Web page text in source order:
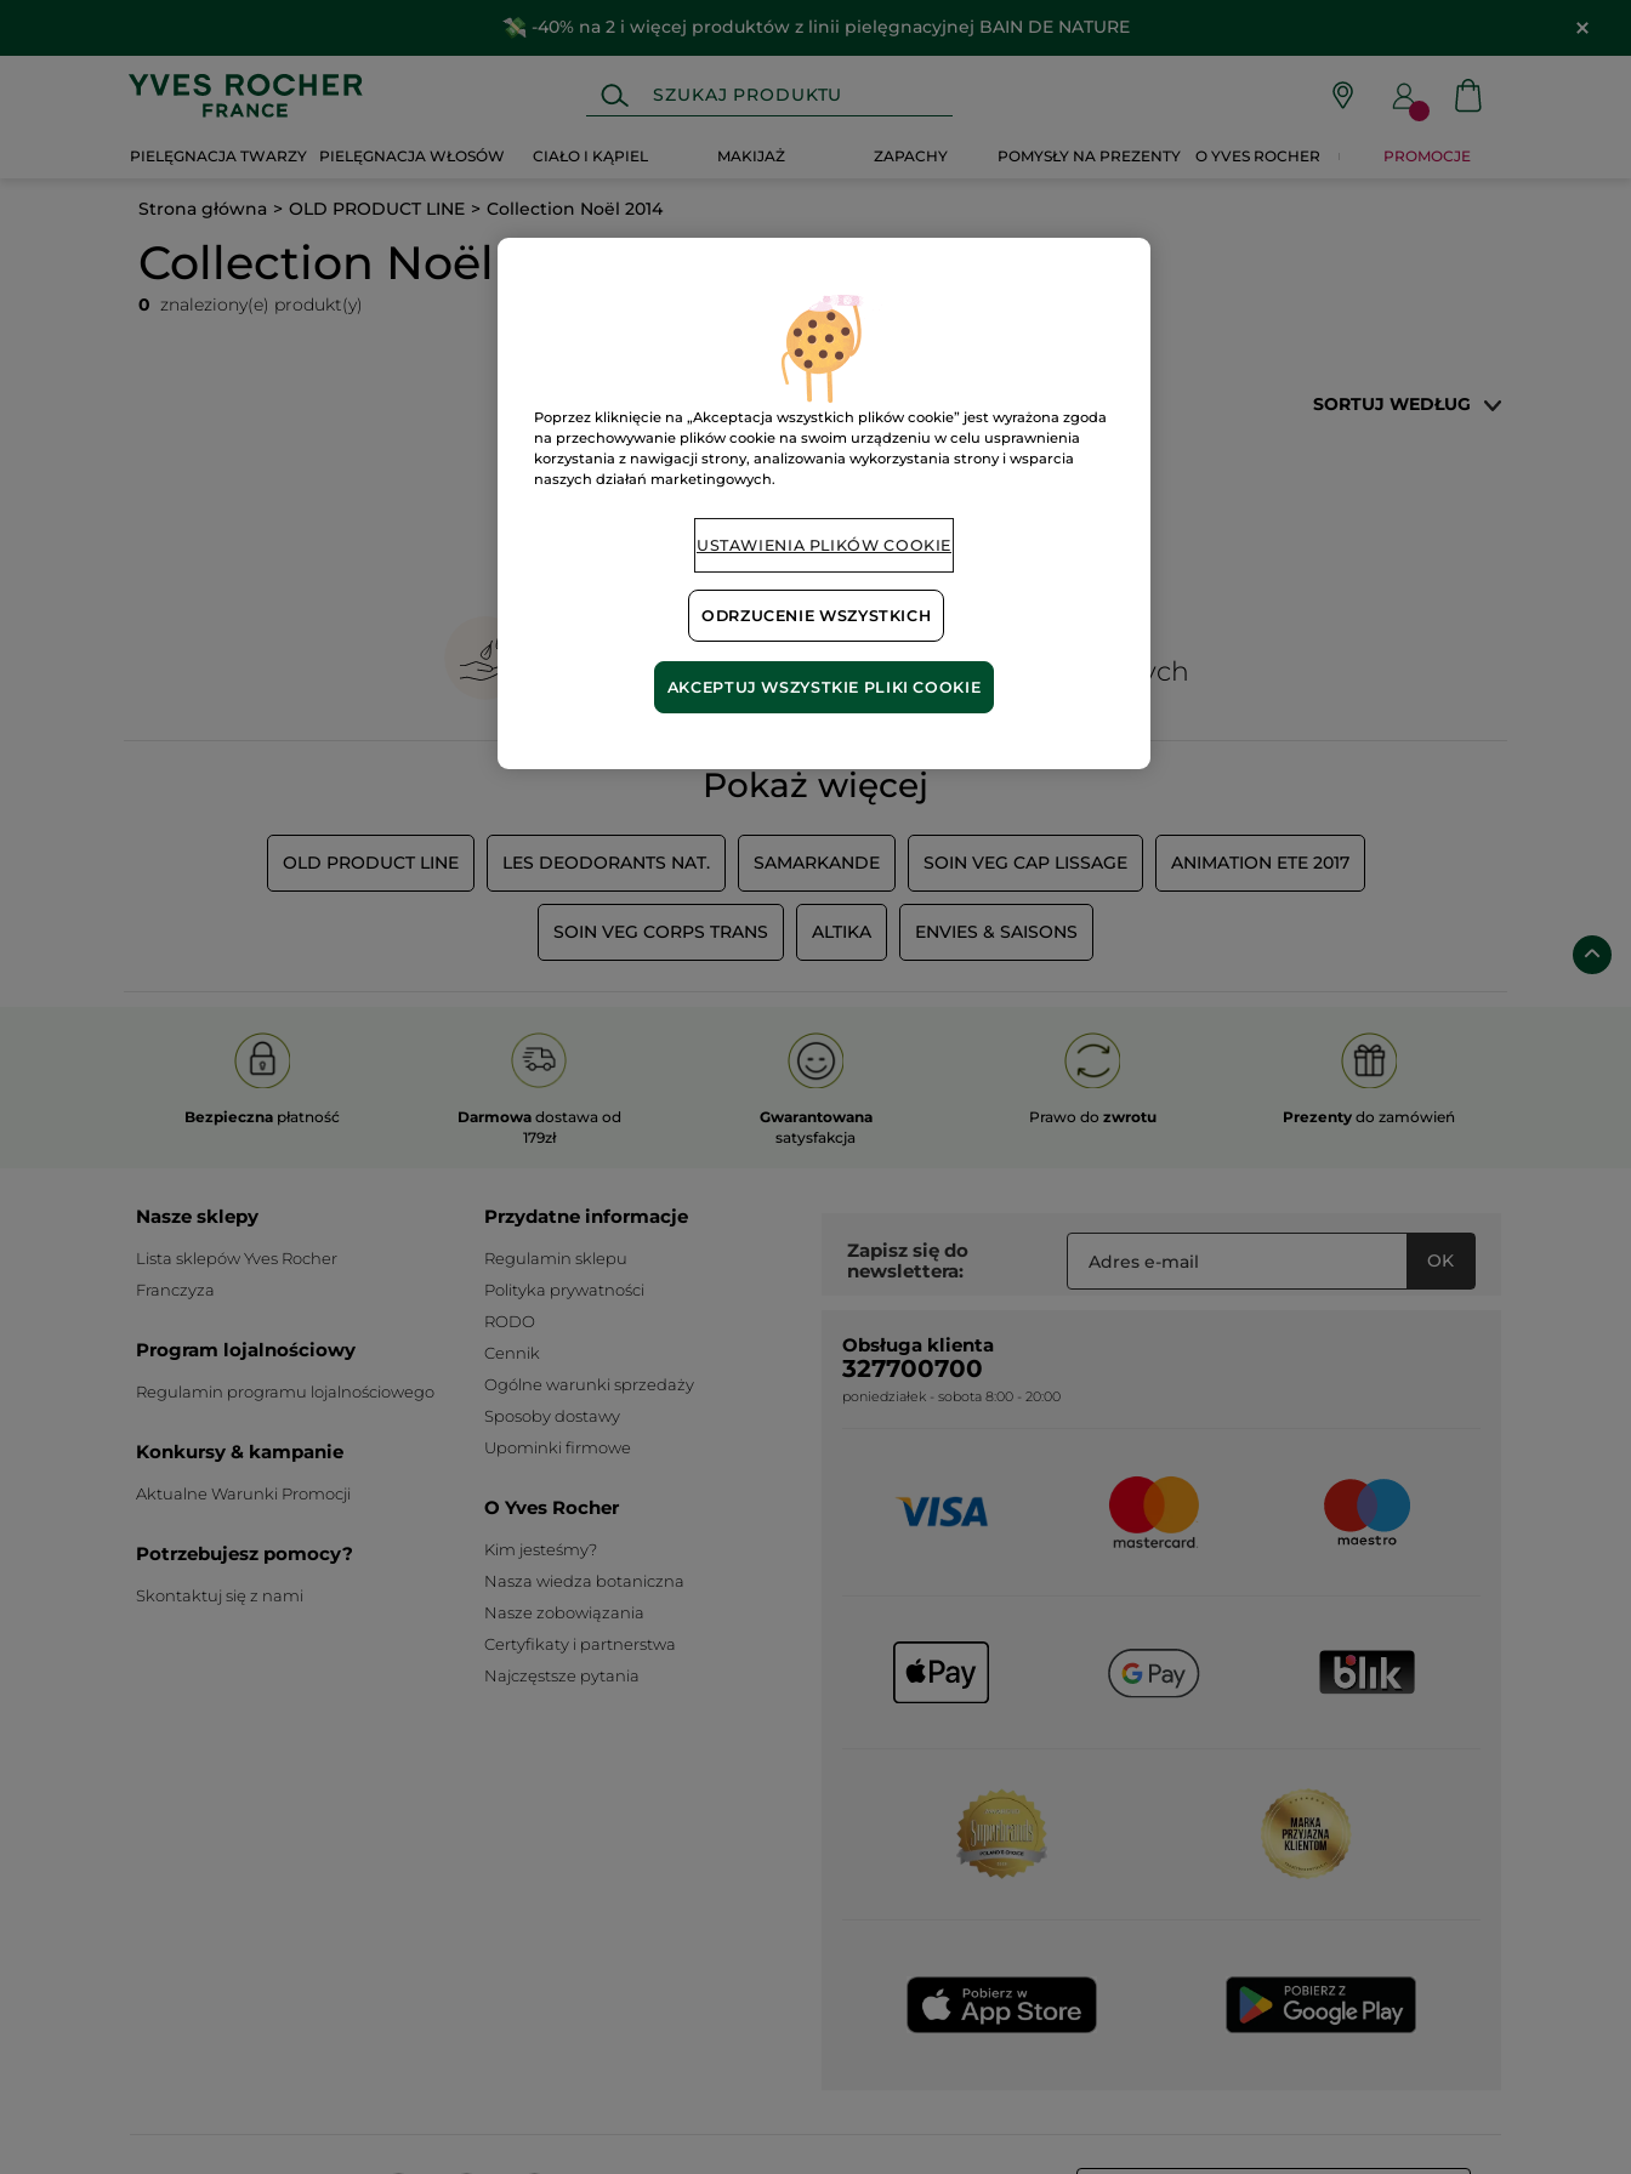
-40% na 2 i więcej produktów z linii pielęgnacyjnej BAIN DE NATURE
PIELĘGNACJA TWARZY PIELĘGNACJA WŁOSÓW CIAŁO I KĄPIEL MAKIJAŻ ZAPACHY POMYSŁY NA PREZENTY O YVES ROCHER PROMOCJE
Strona główna OLD PRODUCT LINE Collection Noël 2014
Collection Noël 2014
0 znaleziony(e) produkt(y)
SORTUJ WEDŁUG
ekstrakty
roślinne
pól organicznych
Pokaż więcej
OLD PRODUCT LINE LES DEODORANTS NAT. SAMARKANDE SOIN VEG CAP LISSAGE ANIMATION ETE 2017
SOIN VEG CORPS TRANS ALTIKA ENVIES & SAISONS
Bezpieczna płatność Darmowa dostawa od
179zł
Gwarantowana
satysfakcja
Prawo do zwrotu Prezenty do zamówień
Nasze sklepy
Lista sklepów Yves Rocher
Franczyza
Program lojalnościowy
Regulamin programu lojalnościowego
Konkursy & kampanie
Aktualne Warunki Promocji
Potrzebujesz pomocy?
Skontaktuj się z nami
Przydatne informacje
Regulamin sklepu
Polityka prywatności
RODO
Cennik
Ogólne warunki sprzedaży
Sposoby dostawy
Upominki firmowe
O Yves Rocher
Kim jesteśmy?
Nasza wiedza botaniczna
Nasze zobowiązania
Certyfikaty i partnerstwa
Najczęstsze pytania
Zapisz się do
newslettera:
OK
Obsługa klienta
327700700
poniedziałek - sobota 8:00 - 20:00
Poprzez kliknięcie na „Akceptacja wszystkich plików cookie” jest wyrażona zgoda
na przechowywanie plików cookie na swoim urządzeniu w celu usprawnienia
korzystania z nawigacji strony, analizowania wykorzystania strony i wsparcia
naszych działań marketingowych.
USTAWIENIA PLIKÓW COOKIE
ODRZUCENIE WSZYSTKICH
AKCEPTUJ WSZYSTKIE PLIKI COOKIE